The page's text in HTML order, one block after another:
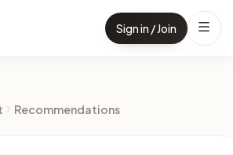
Sign in / Join
Recommendations